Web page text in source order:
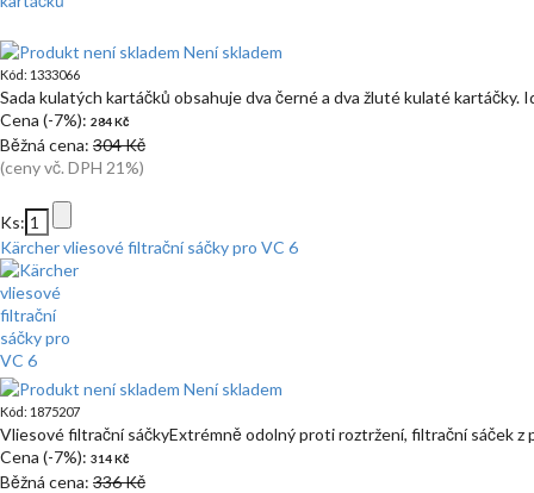
Není skladem
Kód: 1333066
Sada kulatých kartáčků obsahuje dva černé a dva žluté kulaté kartáčky.
Cena (-7%): 284 Kč
Běžná cena: 304 Kč
(ceny vč. DPH 21%)
Ks:
Kärcher vliesové filtrační sáčky pro VC 6
Není skladem
Kód: 1875207
Vliesové filtrační sáčkyExtrémně odolný proti roztržení, filtrační sáček
Cena (-7%): 314 Kč
Běžná cena: 336 Kč